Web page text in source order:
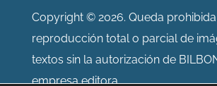
Copyright © 2026. Queda
reproducción total o parcial de
textos sin la autorización de
empresa editora.